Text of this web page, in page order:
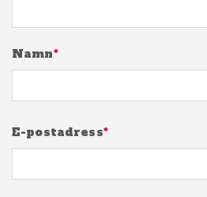
Namn*
E-postadress*